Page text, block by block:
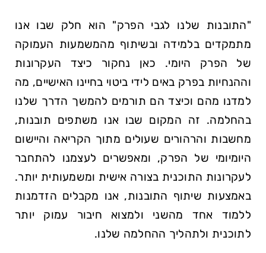
"התובנות שלנו לגבי הפרק" הוא חלק שבו אנו
מתמקדים בלמידה ובשיתוף מהמשמעות העמוקה
של הפרק היומי. כאן נחקור כיצד העקרונות
וההנחיות בפרק באים לידי ביטוי בחיינו האישיים, מה
למדנו מהם וכיצד הם תורמים להמשך הדרך שלנו
בהחלמה. זה המקום שבו אנו משתפים תובנות,
מחשבות והרהורים שעולים מתוך הקריאה והיישום
היומיומי של הפרק, ומאפשרים לעצמנו להתחבר
לעקרונות התוכנית בצורה אישית ומשמעותית יותר.
באמצעות שיתוף התובנות, אנו מקבלים הזדמנות
ללמוד אחד מהשני ולמצוא חיבור עמוק יותר
לתוכנית ולתהליך ההחלמה שלנו.